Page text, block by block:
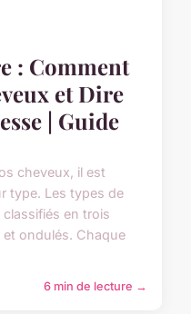
: Comment
et Dire
| Guide
cheveux, il est
type. Les types de
en trois
ondulés. Chaque
6 min de lecture →